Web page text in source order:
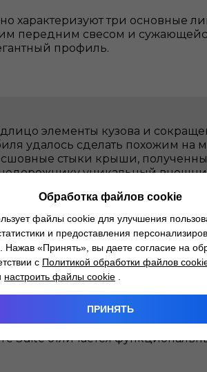
характеризуют три основные
передним свесом и
профиль.
элементы кузова и
удалось сделать похожим на
стыки крыши,
уникальный
Range Rover SV
также
и индивидуальности Range
отделку и эксклюзивные
а также
как SV Serenity и SV Intrepid,
Suite отличается
Обработка файлов cookie
файлы cookie для улучшения
и предоставления
Нажав «Принять», вы даете согласие на
с Политикой обработки файлов
настроить файлы cookie
ПРИНЯТЬ